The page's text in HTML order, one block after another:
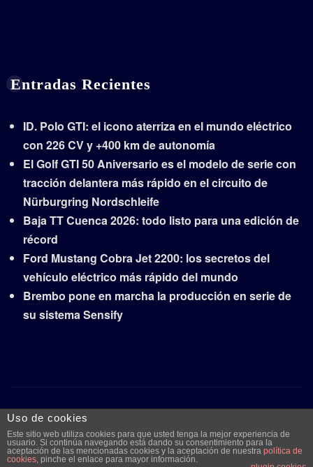
Entradas Recientes
ID. Polo GTI: el icono aterriza en el mundo eléctrico
con 226 CV y +400 km de autonomía
El Golf GTI 50 Aniversario es el modelo de serie con
tracción delantera más rápido en el circuito de
Nürburgring Nordschleife
Baja TT Cuenca 2026: todo listo para una edición de
récord
Ford Mustang Cobra Jet 2200: los secretos del
vehículo eléctrico más rápido del mundo
Brembo pone en marcha la producción en serie de
su sistema Sensify
Copyright © 2026 | Funciona conWordPress|Frankfurt
Newspor ThemeArile
Uso de cookies
Este sitio web utiliza cookies para que usted tenga la mejor experiencia de
usuario. Si continúa navegando está dando su consentimiento para la
aceptación de las mencionadas cookies y la aceptación de nuestra política de
cookies, pinche el enlace para mayor información.